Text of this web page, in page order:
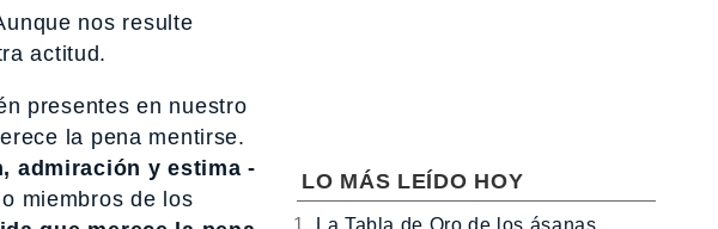
nos resulte
actitud.
presentes en nuestro
la pena mentirse.
admiración y estima -
miembros de los
LO MÁS LEÍDO HOY
La Tabla de Oro de los ásanas